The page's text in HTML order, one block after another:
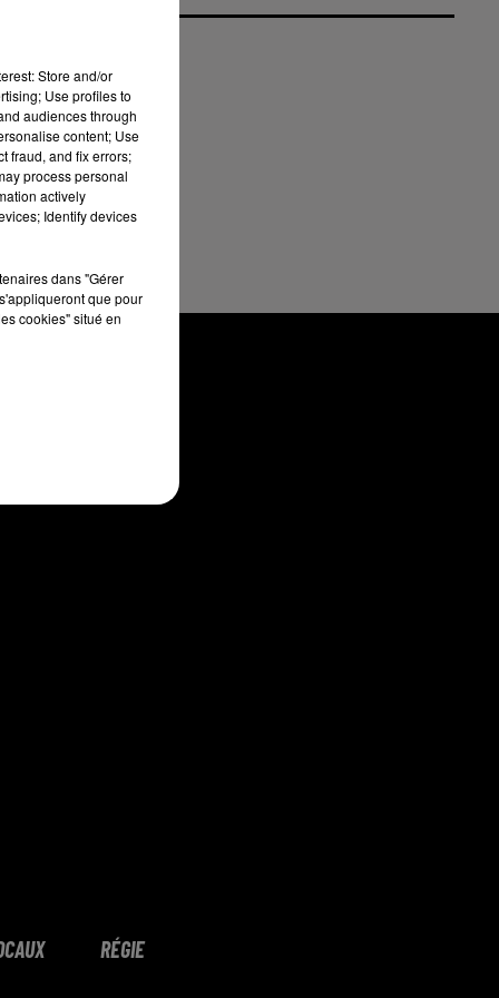
RÉGIE
Store and/or
Use profiles to
audiences through
content; Use
fraud, and fix errors;
process personal
actively
Identify devices
dans "Gérer
que pour
cookies" situé en